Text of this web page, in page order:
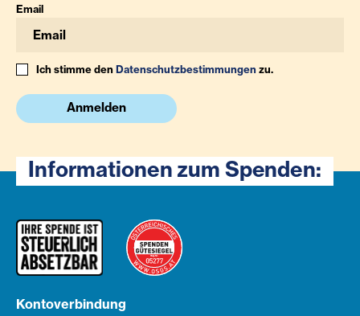
Email
Ich stimme denDatenschutzbestimmungenzu.
Anmelden
Informationen zum Spenden:
Kontoverbindung